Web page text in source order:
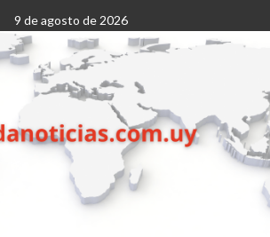
9 de agosto de 2026